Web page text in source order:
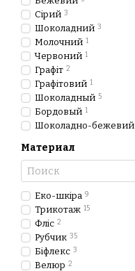
Сірий 3
Шоколадний 3
Молочний 1
Червоний 1
Графіт 2
Графітовий 1
Шоколадный 5
Бордовый 1
Шоколадно-бежевий
Материал
Еко-шкіра 9
Трикотаж 15
Фліс 2
Рубчик 35
Біфлекс 3
Велюр 2